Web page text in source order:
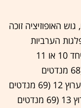
האופוזיציה זוכה
הערביות
(הרשימה המשותפת ורע"ם) מקבלות ביחד 10 או 11
מנדטים. זה המצב בסקר של ערוץ 11 (68 מנדטים
לאופוזיציה עם 11 למפלגות הערביות), ערוץ 12 (69 מנדטים
לאופוזיציה ו-10 למפלגות הערביות) וערוץ 13 (69 מנדטים